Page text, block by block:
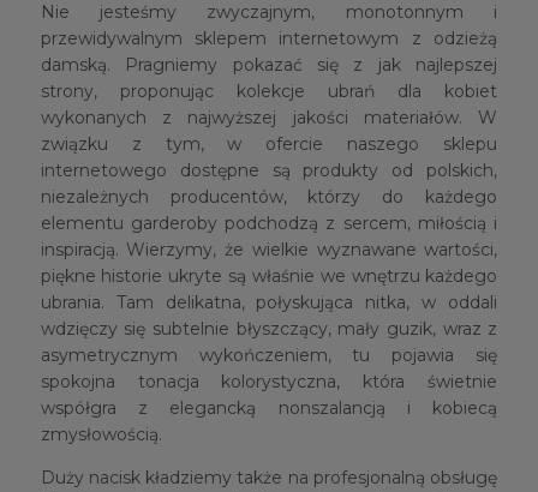
Nie jesteśmy zwyczajnym, monotonnym i
przewidywalnym sklepem internetowym z odzieżą
damską. Pragniemy pokazać się z jak najlepszej
strony, proponując kolekcje ubrań dla kobiet
wykonanych z najwyższej jakości materiałów. W
związku z tym, w ofercie naszego sklepu
internetowego dostępne są produkty od polskich,
niezależnych producentów, którzy do każdego
elementu garderoby podchodzą z sercem, miłością i
inspiracją. Wierzymy, że wielkie wyznawane wartości,
piękne historie ukryte są właśnie we wnętrzu każdego
ubrania. Tam delikatna, połyskująca nitka, w oddali
wdzięczy się subtelnie błyszczący, mały guzik, wraz z
asymetrycznym wykończeniem, tu pojawia się
spokojna tonacja kolorystyczna, która świetnie
współgra z elegancką nonszalancją i kobiecą
zmysłowością.
Duży nacisk kładziemy także na profesjonalną obsługę